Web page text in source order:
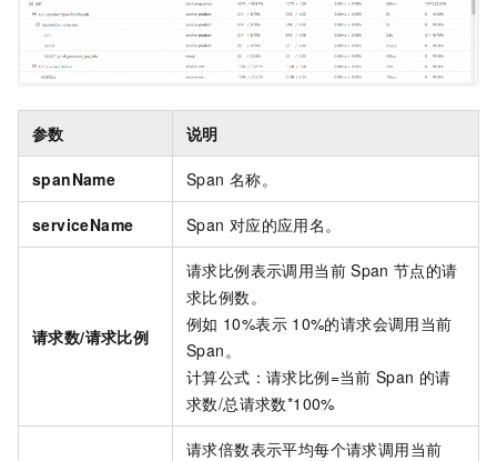
参数 说明
spanName Span 名称。
serviceName Span 对应的应用名。
请求数/请求比例
请求比例表示调用当前 Span 节点的请
求比例数。
例如 10%表示 10%的请求会调用当前
Span。
计算公式：请求比例=当前 Span 的请
求数/总请求数*100%
请求倍数表示平均每个请求调用当前